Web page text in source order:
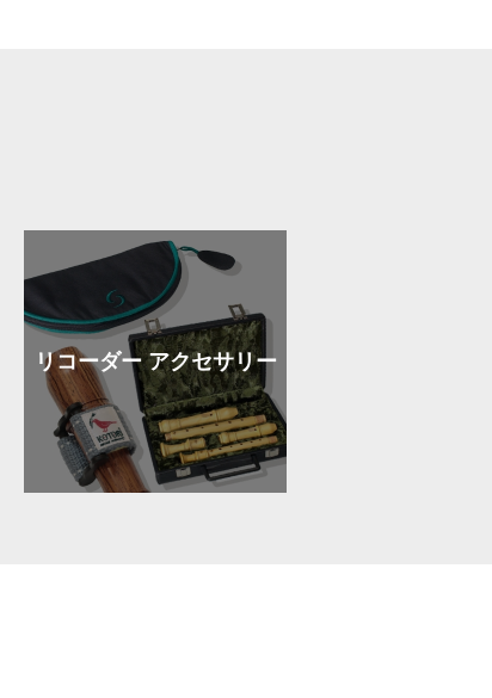
リコーダーアクセサリー